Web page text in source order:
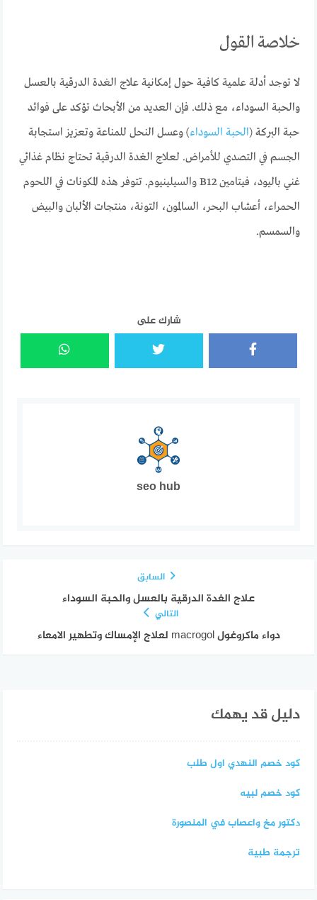
خلاصة القول
لا توجد أدلة علمية كافية حول إمكانية علاج الغدة الدرقية بالعسل
والحبة السوداء، مع ذلك. فإن العديد من الأبحاث تؤكد على فوائد
حبة البركة (الحبة السوداء) وعسل النحل للمناعة وتعزيز استجابة
الجسم في التصدي للأمراض. لعلاج الغدة الدرقية تحتاج نظام غذائي
غني باليود، فيتامين B12 والسيلينيوم. تتوفر هذه المكونات في اللحوم
الحمراء، أعشاب البحر، السالمون، التونة، منتجات الألبان والبيض
والسمسم.
شارك على
seo hub
السابق
علاج الغدة الدرقية بالعسل والحبة السوداء
التالي
دواء ماكروغول macrogol لعلاج الإمساك وتطهير الامعاء
دليل قد يهمك
كود خصم النهدي اول طلب
كود خصم لبيه
دكتور مخ واعصاب في المنصورة
ترجمة طبية